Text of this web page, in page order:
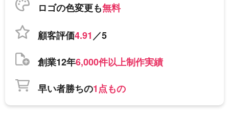
ロゴの色変更も無料
顧客評価4.91／5
創業12年6,000件以上制作実績
早い者勝ちの1点もの